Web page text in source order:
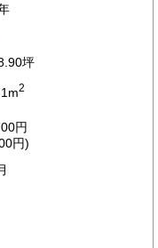
坪
2
円
円)